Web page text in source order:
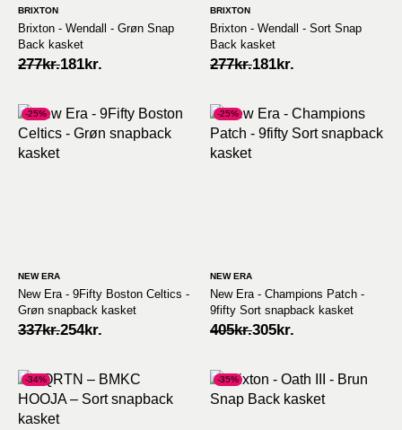
BRIXTON
Brixton - Wendall - Grøn Snap
Back kasket
277kr.
Original
277kr..
181kr.
Current
181kr..
BRIXTON
Brixton - Wendall - Sort Snap
Back kasket
277kr.
Original
277kr..
181kr.
Current
181kr..
-25%
NEW ERA
New Era - 9Fifty Boston Celtics -
Grøn snapback kasket
337kr.
Original
337kr..
254kr.
Current
254kr..
-25%
NEW ERA
New Era - Champions Patch -
9fifty Sort snapback kasket
405kr.
Original
405kr..
305kr.
Current
305kr..
-34% -35%